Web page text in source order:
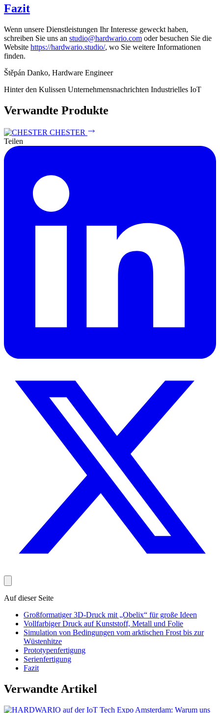
Fazit
Wenn unsere Dienstleistungen Ihr Interesse geweckt haben,
schreiben Sie uns an studio@hardwario.com oder besuchen Sie die
Website https://hardwario.studio/, wo Sie weitere Informationen
finden.
Štěpán Danko, Hardware Engineer
Hinter den Kulissen Unternehmensnachrichten Industrielles IoT
Verwandte Produkte
CHESTER
Teilen
Auf dieser Seite
Großformatiger 3D-Druck mit „Obelix“ für große Ideen
Vollfarbiger Druck auf Kunststoff, Metall und Folie
Simulation von Bedingungen vom arktischen Frost bis zur
Wüstenhitze
Prototypenfertigung
Serienfertigung
Fazit
Verwandte Artikel